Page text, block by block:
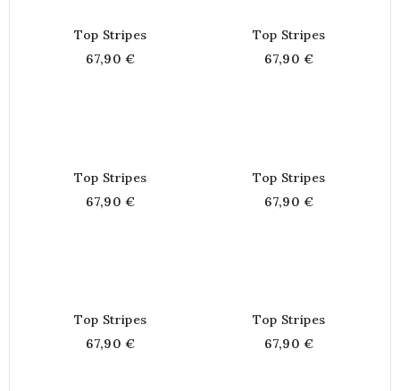
Top Stripes
67,90 €
Top Stripes
67,90 €
Top Stripes
67,90 €
Top Stripes
67,90 €
Top Stripes
67,90 €
Top Stripes
67,90 €